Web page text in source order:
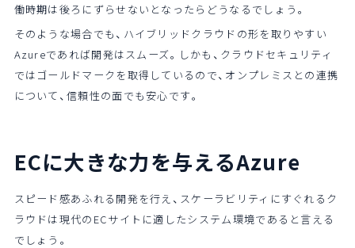
働時期は後ろにずらせないとなったらどうなるでしょう。
そのような場合でも、ハイブリッドクラウドの形を取りやすい
Azureであれば開発はスムーズ。しかも、クラウドセキュリティ
ではゴールドマークを取得しているので、オンプレミスとの連携
について、信頼性の面でも安心です。
ECに大きな力を与えるAzure
スピード感あふれる開発を行え、スケーラビリティにすぐれるク
ラウドは現代のECサイトに適したシステム環境であると言える
でしょう。